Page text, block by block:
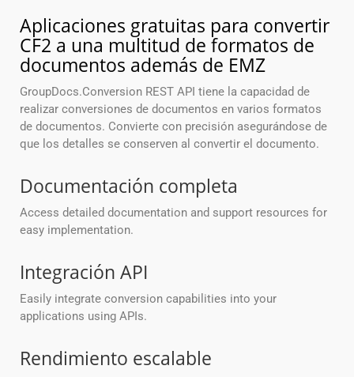
Aplicaciones gratuitas para convertir
CF2 a una multitud de formatos de
documentos además de EMZ
GroupDocs.Conversion REST API tiene la capacidad de
realizar conversiones de documentos en varios formatos
de documentos. Convierte con precisión asegurándose de
que los detalles se conserven al convertir el documento.
Documentación completa
Access detailed documentation and support resources for
easy implementation.
Integración API
Easily integrate conversion capabilities into your
applications using APIs.
Rendimiento escalable